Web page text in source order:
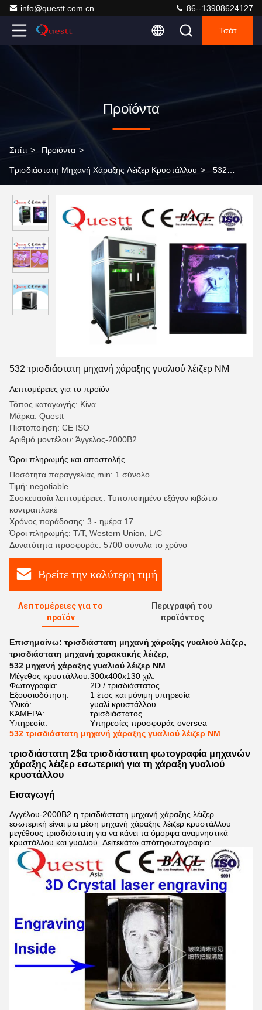
info@questt.com.cn 86--13908624127
Τσάτ
Προϊόντα
Σπίτι > Προϊόντα >
Τρισδιάστατη Μηχανή Χάραξης Λέιζερ Κρυστάλλου > 532
532 τρισδιάστατη μηχανή χάραξης γυαλιού λέιζερ NM
Λεπτομέρειες για το προϊόν
Τόπος καταγωγής: Κίνα
Μάρκα: Questt
Πιστοποίηση: CE ISO
Αριθμό μοντέλου: Άγγελος-2000B2
Όροι πληρωμής και αποστολής
Ποσότητα παραγγελίας min: 1 σύνολο
Τιμή: negotiable
Συσκευασία λεπτομέρειες: Τυποποιημένο εξάγον κιβώτιο
κοντραπλακέ
Χρόνος παράδοσης: 3 - ημέρα 17
Όροι πληρωμής: T/T, Western Union, L/C
Δυνατότητα προσφοράς: 5700 σύνολα το χρόνο
Βρείτε την καλύτερη τιμή
Λεπτομέρειες για το
προϊόν
Περιγραφή του
προϊόντος
Επισημαίνω: τρισδιάστατη μηχανή χάραξης γυαλιού λέιζερ,
τρισδιάστατη μηχανή χαρακτικής λέιζερ,
532 μηχανή χάραξης γυαλιού λέιζερ NM
Μέγεθος κρυστάλλου:300x400x130 χιλ.
Φωτογραφία:
2D / τρισδιάστατος
Εξουσιοδότηση:
1 έτος και μόνιμη υπηρεσία
Υλικό:
γυαλί κρυστάλλου
ΚΆΜΕΡΑ:
τρισδιάστατος
Υπηρεσία:
Υπηρεσίες προσφοράς oversea
532 τρισδιάστατη μηχανή χάραξης γυαλιού λέιζερ NM
τρισδιάστατη 2$α τρισδιάστατη φωτογραφία μηχανών
χάραξης λέιζερ εσωτερική για τη χάραξη γυαλιού
κρυστάλλου
Εισαγωγή
Αγγέλου-2000B2 η τρισδιάστατη μηχανή χάραξης λέιζερ
εσωτερική είναι μια μέση μηχανή χάραξης λέιζερ κρυστάλλου
μεγέθους τρισδιάστατη για να κάνει τα όμορφα αναμνηστικά
κρυστάλλου και γυαλιού. Δείτεκάτω απότηφωτογραφία: